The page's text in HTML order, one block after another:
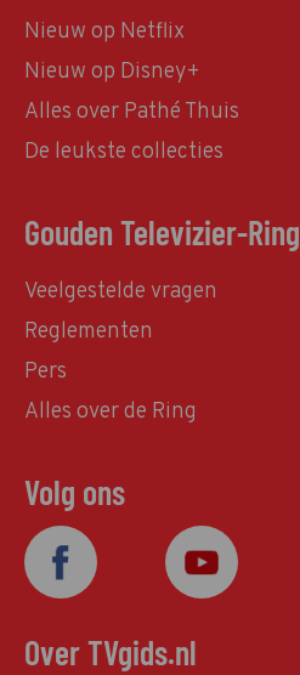
Nieuw op Netflix
Nieuw op Disney+
Alles over Pathé Thuis
De leukste collecties
Gouden Televizier-Ring
Veelgestelde vragen
Reglementen
Pers
Alles over de Ring
Volg ons
Over TVgids.nl